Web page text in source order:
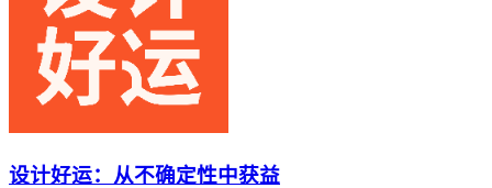
设计好运：从不确定性中获益